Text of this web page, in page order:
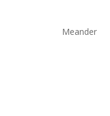
Meander